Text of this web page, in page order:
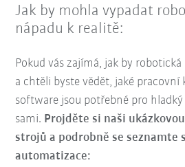
Jak by mohla vypadat
nápadu k realitě:
Pokud vás zajímá, jak by
a chtěli byste vědět, jaké pracovní
software jsou potřebné pro
sami. Projděte si naši
strojů a podrobně se seznamte
automatizace: